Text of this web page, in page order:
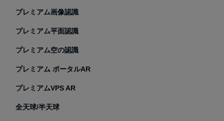
プレミアム画像認識
プレミアム平面認識
プレミアム空の認識
プレミアム ポータルAR
プレミアムVPS AR
全天球/半天球